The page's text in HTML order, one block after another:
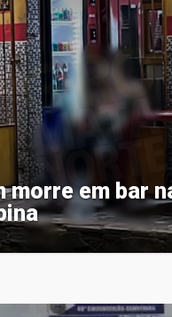
morre em bar